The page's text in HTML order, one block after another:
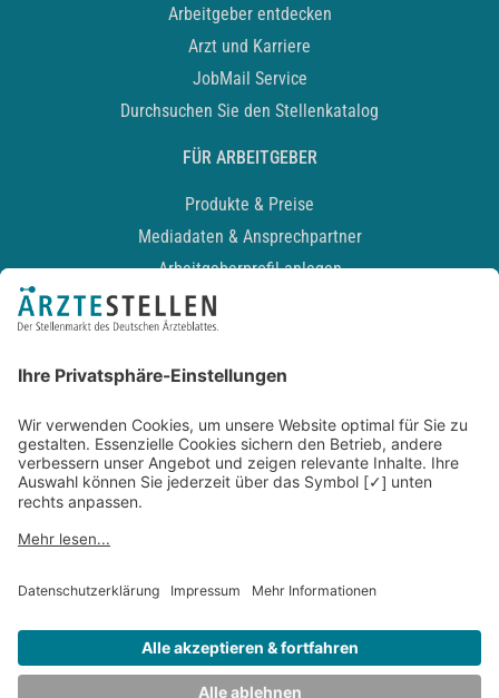
Arbeitgeber entdecken
Arzt und Karriere
JobMail Service
Durchsuchen Sie den Stellenkatalog
FÜR ARBEITGEBER
Produkte & Preise
Mediadaten & Ansprechpartner
Arbeitgeberprofil anlegen
Recruiting-Podcast
Kontakt
Datenschutz
Newsletter